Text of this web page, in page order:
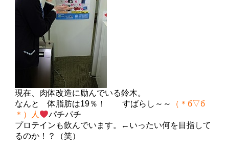
現在、肉体改造に励んでいる鈴木。
なんと 体脂肪は19％！ すばらし～～
（＊б▽б
＊）
人
パチパチ
プロテイン も飲んでいます。←いったい何を目指して
るのか！？（笑）